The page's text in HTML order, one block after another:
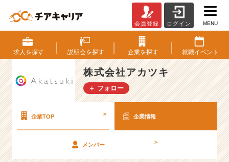
式
会
社
ア
カ
ツ
キ
情
会員登録 ログイン MENU
求人を探す 説明会を探す 企業を探す 就職イベント
株式会社アカツキ
＋ フォロー
企業TOP > 企業情報
メンバー >